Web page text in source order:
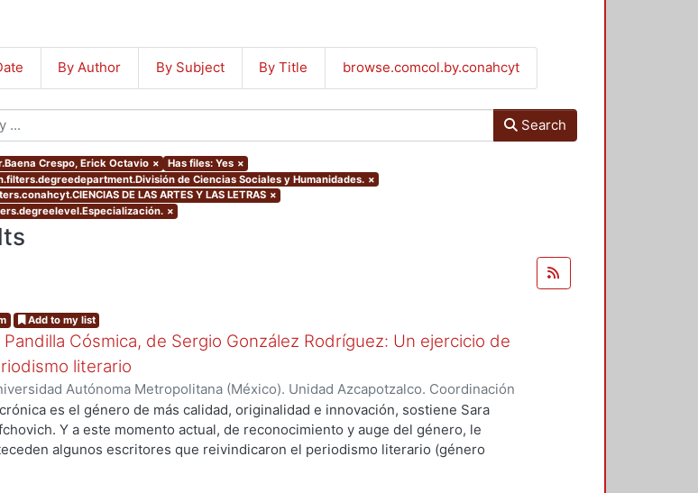
By Author By Subject By Title browse.comcol.by.conahcyt
Search
Crespo, Erick Octavio × Has files: Yes ×
de Ciencias Sociales y Humanidades. ×
DE LAS ARTES Y LAS LETRAS ×
×
Add to my list
Pandilla Cósmica, de Sergio González Rodríguez: Un ejercicio de
literario
Autónoma Metropolitana (México). Unidad Azcapotzalco. Coordinación
de Información.,2020-11)Baena Crespo, Erick Octavio
es el género de más calidad, originalidad e innovación, sostiene Sara
Y a este momento actual, de reconocimiento y auge del género, le
algunos escritores que reivindicaron el periodismo literario (género